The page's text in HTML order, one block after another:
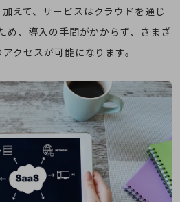
えて、サービスはクラウド を通じ
め、導入の手間がかからず、さまざ
クセスが可能になります。